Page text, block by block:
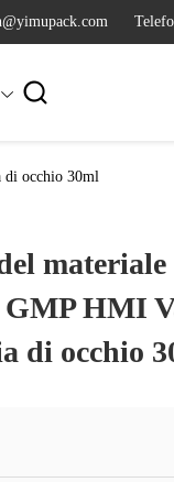

di occhio 30ml
materiale
HMI
di occhio